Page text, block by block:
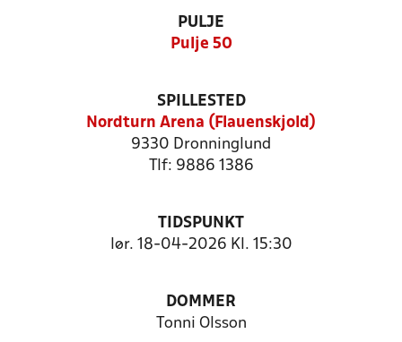
PULJE
Pulje 50
SPILLESTED
Nordturn Arena (Flauenskjold)
9330 Dronninglund
Tlf: 9886 1386
TIDSPUNKT
lør. 18-04-2026 Kl. 15:30
DOMMER
Tonni Olsson